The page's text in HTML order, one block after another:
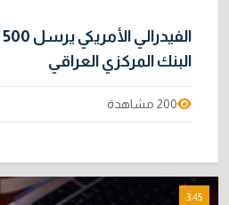
البنك المركزي العراقي
200 مشاهدة
3:45